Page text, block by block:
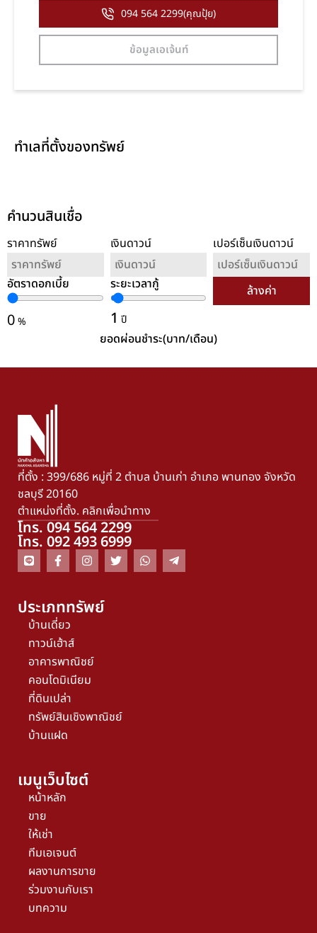
094 564 2299(คุณปุ้ย)
ข้อมูลเอเจ้นท์
ทำเลที่ตั้งของทรัพย์
คำนวนสินเชื่อ
ราคาทรัพย์ เงินดาวน์ เปอร์เซ็นเงินดาวน์
อัตราดอกเบี้ย
0%
ระยะเวลากู้
1 ปี
ล้างค่า
ยอดผ่อนชำระ(บาท/เดือน)
ที่ตั้ง : 399/686 หมู่ที่ 2 ตำบล บ้านเก่า อำเภอ พานทอง จังหวัด
ชลบุรี 20160
ตำแหน่งที่ตั้ง. คลิกเพื่อนำทาง
โทร. 094 564 2299
โทร. 092 493 6999
ประเภททรัพย์
บ้านเดี่ยว
ทาวน์เฮ้าส์
อาคารพาณิชย์
คอนโดมิเนียม
ที่ดินเปล่า
ทรัพย์สินเชิงพาณิชย์
บ้านแฝด
เมนูเว็บไซต์
หน้าหลัก
ขาย
ให้เช่า
ทีมเอเจนต์
ผลงานการขาย
ร่วมงานกับเรา
บทความ